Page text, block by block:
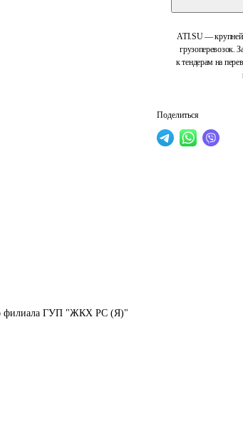
ATI.SU —
грузоперевозок.
к тендерам на
Поделиться
филиала ГУП "ЖКХ РС (Я)"